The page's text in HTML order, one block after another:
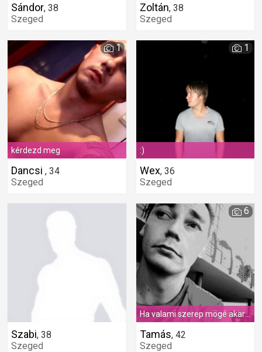
Sándor, 38
Szeged
Zoltán, 38
Szeged
kérdezd meg
Dancsi , 34
Szeged
1
:)
Wex, 36
Szeged
1
Szabi, 38
Szeged
Ha valami szerep mögé akarnék bújni, biztos találtam volna valami frappáns mottót a google-ba.. :)
Tamás, 42
Szeged
6